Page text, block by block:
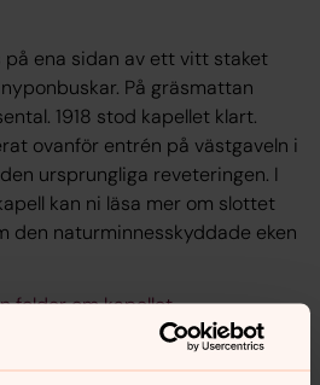
på ena sidan av ett vitt staket
På gräsmattan
1918 stod kapellet klart.
ovanför entrén på västgaveln i
ursprungliga reveteringen. I
kan ni läsa mer om slottet
den naturminnesskyddade eken
folder om kapellet